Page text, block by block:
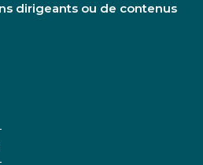
dirigeants ou de contenus